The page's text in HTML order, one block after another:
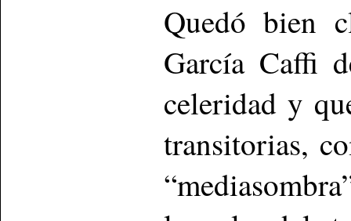
Quedó bien
García Caffi
celeridad y
transitorias,